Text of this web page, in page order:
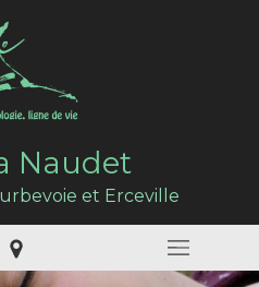
Naudet
et Erceville